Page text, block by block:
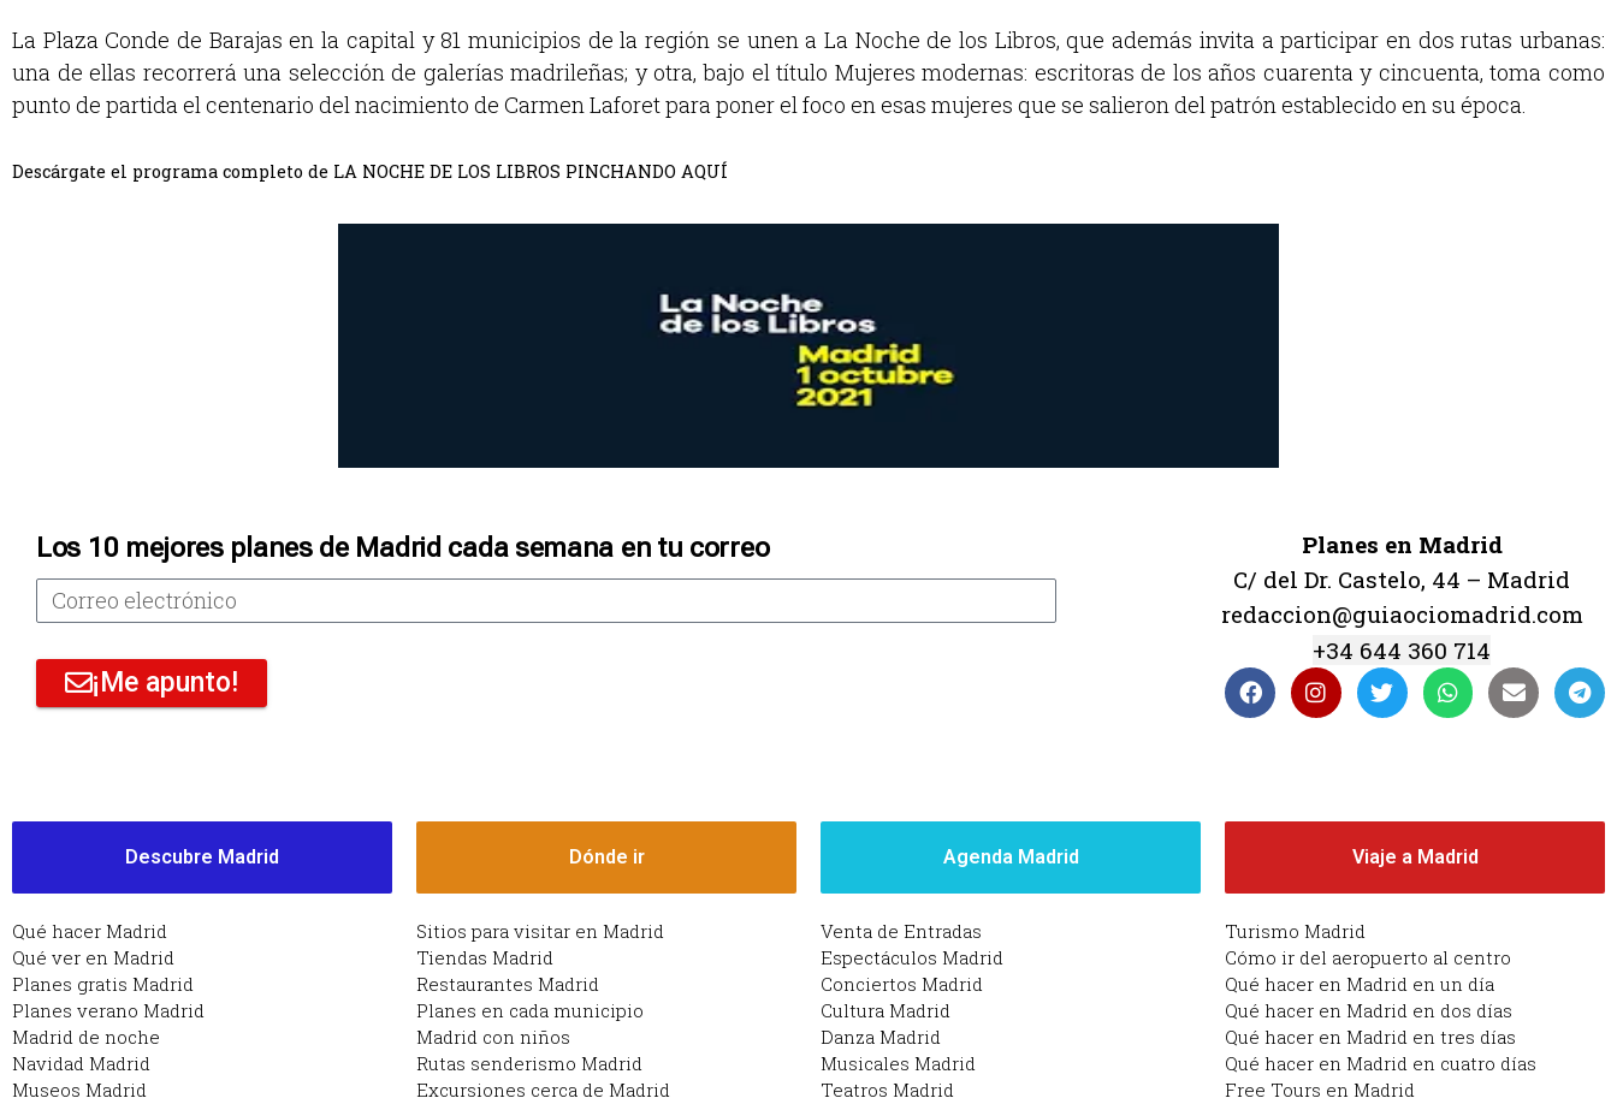
La Plaza Conde de Barajas en la capital y 81 municipios de la región se unen a La Noche de los Libros, que además invita a participar en dos rutas urbanas:
una de ellas recorrerá una selección de galerías madrileñas; y otra, bajo el título Mujeres modernas: escritoras de los años cuarenta y cincuenta, toma como
punto de partida el centenario del nacimiento de Carmen Laforet para poner el foco en esas mujeres que se salieron del patrón establecido en su época.
Descárgate el programa completo de LA NOCHE DE LOS LIBROS PINCHANDO AQUÍ
Los 10 mejores planes de Madrid cada semana en tu correo
¡Me apunto!
Planes en Madrid
C/ del Dr. Castelo, 44 – Madrid
redaccion@guiaociomadrid.com
+34 644 360 714
Descubre Madrid
Qué hacer Madrid
Qué ver en Madrid
Planes gratis Madrid
Planes verano Madrid
Madrid de noche
Navidad Madrid
Museos Madrid
Dónde ir
Sitios para visitar en Madrid
Tiendas Madrid
Restaurantes Madrid
Planes en cada municipio
Madrid con niños
Rutas senderismo Madrid
Excursiones cerca de Madrid
Agenda Madrid
Venta de Entradas
Espectáculos Madrid
Conciertos Madrid
Cultura Madrid
Danza Madrid
Musicales Madrid
Teatros Madrid
Viaje a Madrid
Turismo Madrid
Cómo ir del aeropuerto al centro
Qué hacer en Madrid en un día
Qué hacer en Madrid en dos días
Qué hacer en Madrid en tres días
Qué hacer en Madrid en cuatro días
Free Tours en Madrid